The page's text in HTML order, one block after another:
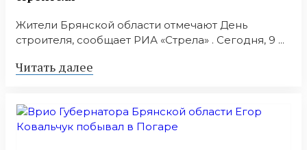
Жители Брянской области отмечают День
строителя, сообщает РИА «Стрела» . Сегодня, 9 ...
Читать далее